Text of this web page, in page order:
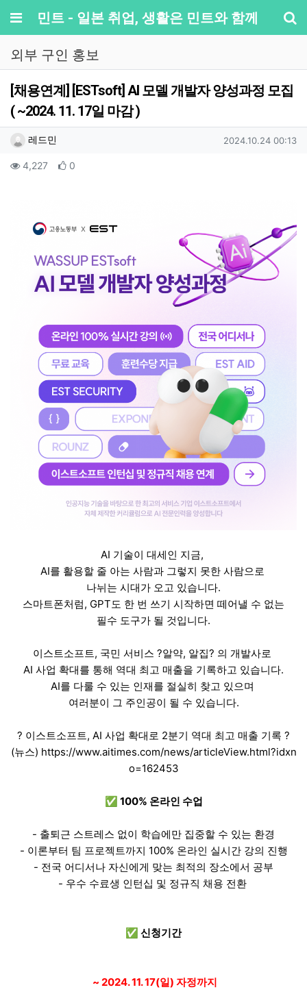
메뉴민트 - 일본 취업, 생활은 민트와 함께
외부 구인 홍보
[채용연계] [ESTsoft] AI 모델 개발자 양성과정 모집
( ~2024. 11. 17일 마감 )
작성자 정보
레드민 작성일
2024.10.24 00:13
컨텐츠 정보
4,227조회 0
AI 기술이 대세인 지금,
AI를 활용할 줄 아는 사람과 그렇지 못한 사람으로
나뉘는 시대가 오고 있습니다.
스마트폰처럼, GPT도 한 번 쓰기 시작하면 떼어낼 수 없는
필수 도구가 될 것입니다.
이스트소프트, 국민 서비스 ?알약, 알집? 의 개발사로
AI 사업 확대를 통해 역대 최고 매출을 기록하고 있습니다.
AI를 다룰 수 있는 인재를 절실히 찾고 있으며
여러분이 그 주인공이 될 수 있습니다.
? 이스트소프트, AI 사업 확대로 2분기 역대 최고 매출 기록 ?
(뉴스) https://www.aitimes.com/news/articleView.html?idxn
o=162453
✅ 100% 온라인 수업
- 출퇴근 스트레스 없이 학습에만 집중할 수 있는 환경
- 이론부터 팀 프로젝트까지 100% 온라인 실시간 강의 진행
- 전국 어디서나 자신에게 맞는 최적의 장소에서 공부
- 우수 수료생 인턴십 및 정규직 채용 전환
✅ 신청기간
~ 2024. 11. 17(일) 자정까지